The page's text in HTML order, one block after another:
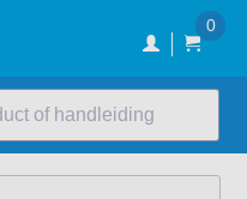
0
of handleiding